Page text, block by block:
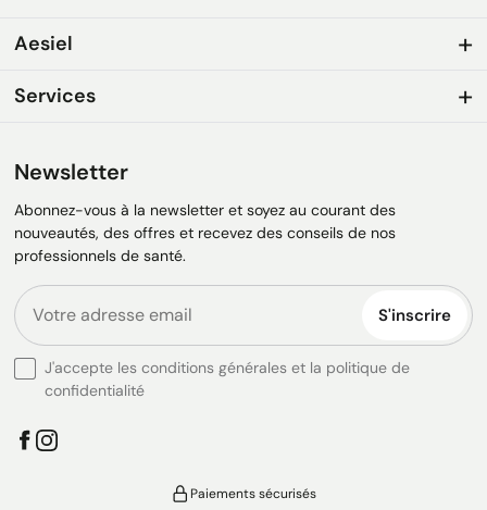
Aesiel
Services
Newsletter
Abonnez-vous à la newsletter et soyez au courant des
nouveautés, des offres et recevez des conseils de nos
professionnels de santé.
S'inscrire
J'accepte les conditions générales et la politique de
confidentialité
Paiements sécurisés